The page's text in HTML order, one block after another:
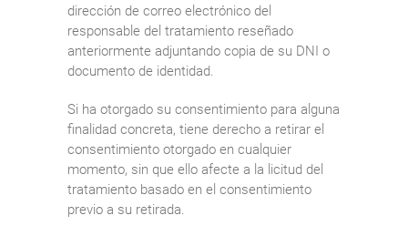
dirección de correo electrónico del
responsable del tratamiento reseñado
anteriormente adjuntando copia de su DNI o
documento de identidad.
Si ha otorgado su consentimiento para alguna
finalidad concreta, tiene derecho a retirar el
consentimiento otorgado en cualquier
momento, sin que ello afecte a la licitud del
tratamiento basado en el consentimiento
previo a su retirada.